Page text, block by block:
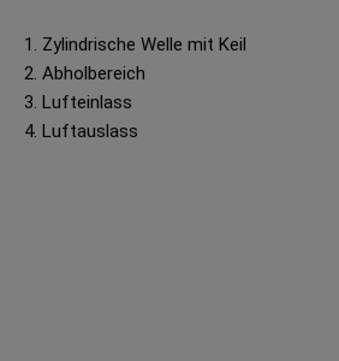
1. Zylindrische Welle mit Keil
2. Abholbereich
3. Lufteinlass
4. Luftauslass